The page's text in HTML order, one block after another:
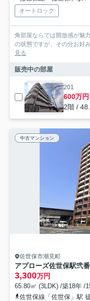
オートロック
角部屋ならでは開放感が魅
の状態ですが、その分お好
見る
販売中の部屋
201
600万円
2階 /
中古マンション
佐世保市潮見町
アプローズ佐世保駅弐
3,300万円
65.80㎡ (3LDK) /築18年 /
佐世保線「佐世保」駅